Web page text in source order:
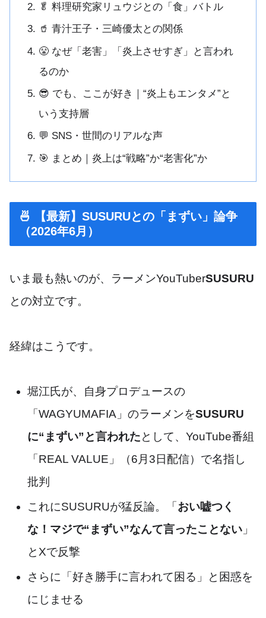
🥬 料理研究家リュウジとの「食」バトル
🥤 青汁王子・三崎優太との関係
😤 なぜ「老害」「炎上させすぎ」と言われ
るのか
😎 でも、ここが好き｜“炎上もエンタメ”と
いう支持層
💬 SNS・世間のリアルな声
🎯 まとめ｜炎上は“戦略”か“老害化”か
🍜 【最新】SUSURUとの「まずい」論争
（2026年6月）
いま最も熱いのが、ラーメンYouTuberSUSURU
との対立です。
経緯はこうです。
堀江氏が、自身プロデュースの
「WAGYUMAFIA」のラーメンをSUSURU
に“まずい”と言われたとして、YouTube番組
「REAL VALUE」（6月3日配信）で名指し
批判
これにSUSURUが猛反論。「おい嘘つく
な！マジで“まずい”なんて言ったことない」
とXで反撃
さらに「好き勝手に言われて困る」と困惑を
にじませる